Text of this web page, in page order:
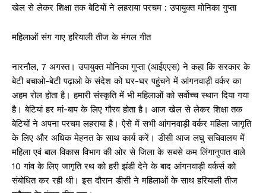
खेल से लेकर शिक्षा तक बेटियों ने लहराया परचम : उपायुक्त मोनिका गुप्ता
महिलाओं संग गाए हरियाली तीज के मंगल गीत
नारनौल, 7 अगस्त। उपायुक्त मोनिका गुप्ता (आईएएस) ने कहा कि सरकार के
बेटी बचाओ-बेटी पढ़ाओ के संदेश को घर-घर पहुंचने में आंगनवाड़ी वर्कर का
अहम रोल होता है। हमारी संस्कृति में भी महिलाओं को सर्वोच्च स्थान दिया गया
है। बेटियां हर मां-बाप के लिए गौरव होता है। आज खेल से लेकर शिक्षा तक
बेटियों ने अपना परचम लहराया है। ऐसे में सभी आंगनवाड़ी वर्कर महिला जागृति
के लिए और अधिक मेहनत के साथ कार्य करें। डीसी आज लघु सचिवालय में
महिला एवं बाल विकास विभाग की ओर से जिला के सबसे कम लिंगानुपात वाले
10 गांव के लिए जागृति रथ को हरी झंडी देने के बाद आंगनवाड़ी वर्कर्स को
संबोधित कर रही थी। इस दौरान डीसी ने महिलाओं के साथ हरियाली तीज